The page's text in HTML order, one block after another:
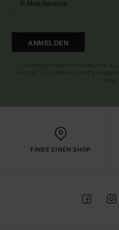
ANMELDEN
FINDE EINEN SHOP